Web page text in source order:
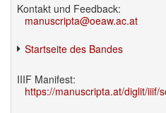
Kontakt und Feedback:
manuscripta@oeaw.ac.at
Startseite des Bandes
IIIF Manifest:
https://manuscripta.at/diglit/iiif/